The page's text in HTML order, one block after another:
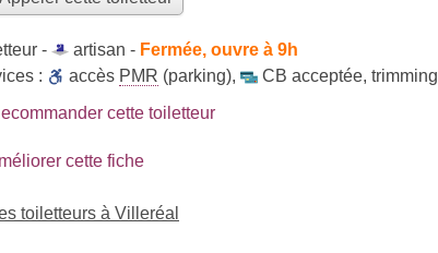
- artisan - Fermée, ouvre à 9h
:
accès PMR (parking), CB acceptée, trimming
cette toiletteur
cette fiche
toiletteurs à Villeréal